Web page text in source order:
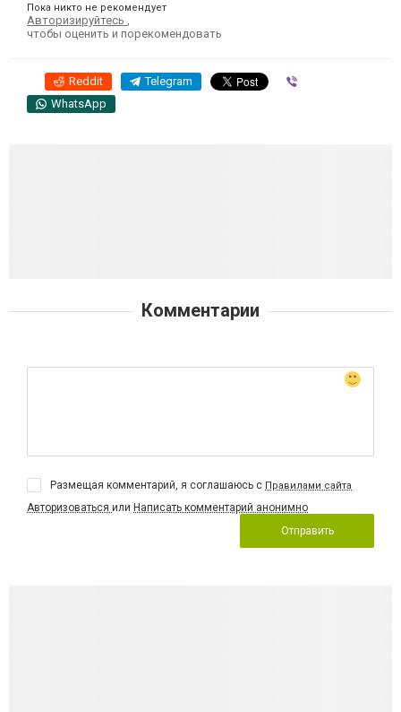
Пока никто не рекомендует
Авторизируйтесь
чтобы оценить и порекомендовать
Reddit Telegram
WhatsApp
Комментарии
Размещая комментарий, я соглашаюсь с Правилами сайта
Авторизоваться или Написать комментарий анонимно
Отправить